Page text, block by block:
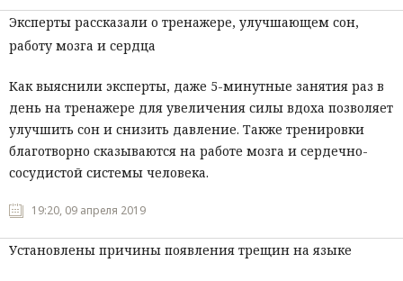
Эксперты рассказали о тренажере, улучшающем сон,
работу мозга и сердца
Как выяснили эксперты, даже 5-минутные занятия раз в
день на тренажере для увеличения силы вдоха позволяет
улучшить сон и снизить давление. Также тренировки
благотворно сказываются на работе мозга и сердечно-
сосудистой системы человека.
19:20, 09 апреля 2019
Установлены причины появления трещин на языке